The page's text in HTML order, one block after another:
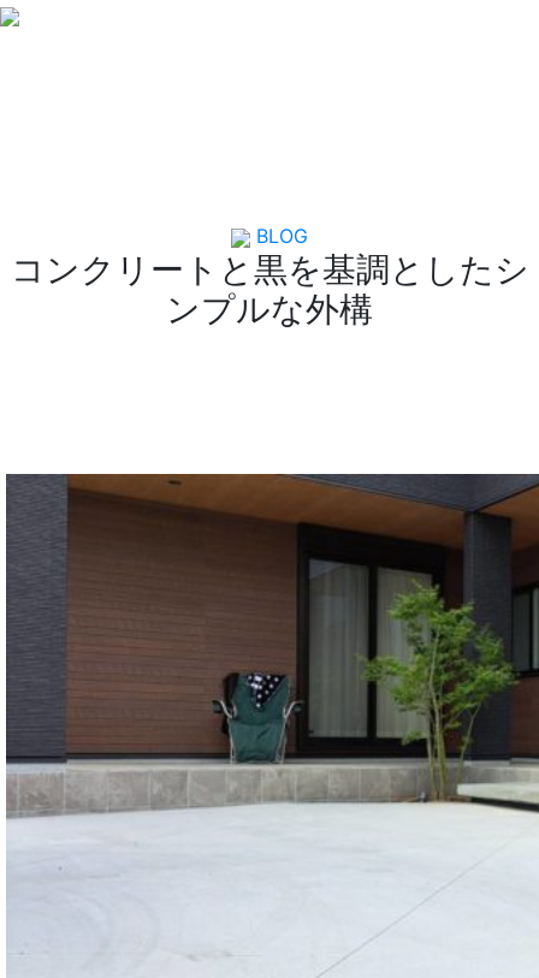
BLOG
コンクリートと黒を基調としたシ
ンプルな外構